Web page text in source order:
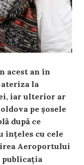
acest an în
la
iar ulterior ar
pe șosele
după ce
înțeles cu cele
Aeroportului
publicația